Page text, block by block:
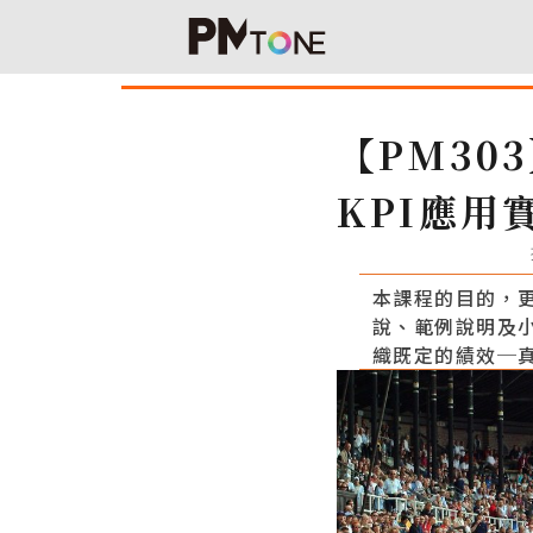
【
KPI應用
本課程的目的，
說、範例說明及
織既定的績效─